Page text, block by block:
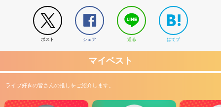
ポスト シェア 送る はてブ
マイベスト
ライブ好きの皆さんの推しをご紹介します。